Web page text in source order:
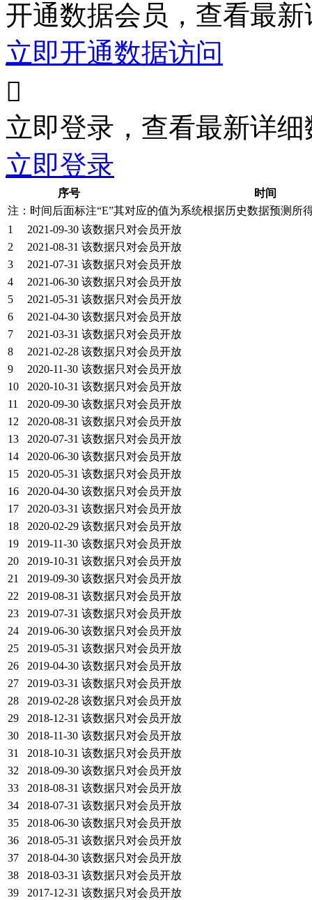
开通数据会员，查看最
立即开通数据访问

立即登录，查看最新详细
立即登录
序号
时间
注：时间后面标注“E”其对应的值为系统根据历史数据预测所
1
2021-09-30 该数据只对会员开放
2
2021-08-31 该数据只对会员开放
3
2021-07-31 该数据只对会员开放
4
2021-06-30 该数据只对会员开放
5
2021-05-31 该数据只对会员开放
6
2021-04-30 该数据只对会员开放
7
2021-03-31 该数据只对会员开放
8
2021-02-28 该数据只对会员开放
9
2020-11-30 该数据只对会员开放
10
2020-10-31 该数据只对会员开放
11
2020-09-30 该数据只对会员开放
12
2020-08-31 该数据只对会员开放
13
2020-07-31 该数据只对会员开放
14
2020-06-30 该数据只对会员开放
15
2020-05-31 该数据只对会员开放
16
2020-04-30 该数据只对会员开放
17
2020-03-31 该数据只对会员开放
18
2020-02-29 该数据只对会员开放
19
2019-11-30 该数据只对会员开放
20
2019-10-31 该数据只对会员开放
21
2019-09-30 该数据只对会员开放
22
2019-08-31 该数据只对会员开放
23
2019-07-31 该数据只对会员开放
24
2019-06-30 该数据只对会员开放
25
2019-05-31 该数据只对会员开放
26
2019-04-30 该数据只对会员开放
27
2019-03-31 该数据只对会员开放
28
2019-02-28 该数据只对会员开放
29
2018-12-31 该数据只对会员开放
30
2018-11-30 该数据只对会员开放
31
2018-10-31 该数据只对会员开放
32
2018-09-30 该数据只对会员开放
33
2018-08-31 该数据只对会员开放
34
2018-07-31 该数据只对会员开放
35
2018-06-30 该数据只对会员开放
36
2018-05-31 该数据只对会员开放
37
2018-04-30 该数据只对会员开放
38
2018-03-31 该数据只对会员开放
39
2017-12-31 该数据只对会员开放